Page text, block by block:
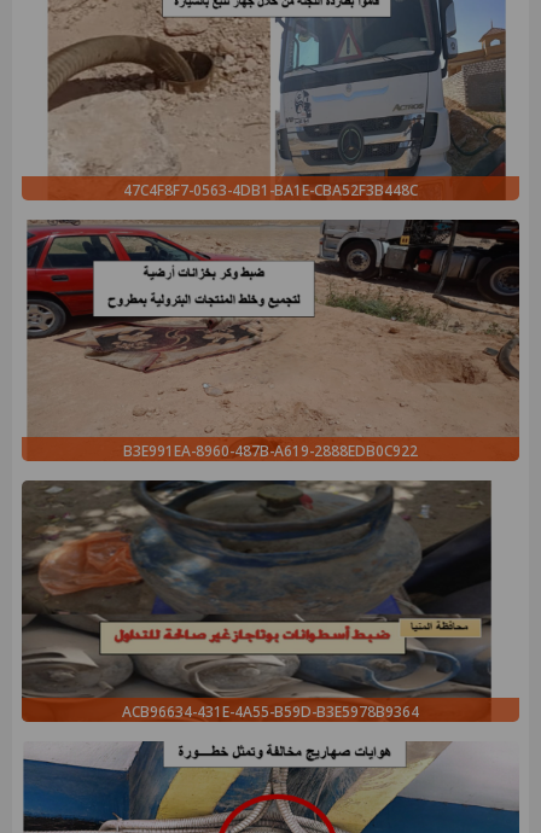
47C4F8F7-0563-4DB1-BA1E-CBA52F3B448C
B3E991EA-8960-487B-A619-2888EDB0C922
ACB96634-431E-4A55-B59D-B3E5978B9364